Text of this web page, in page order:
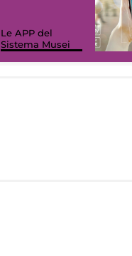
Le APP del
Sistema Musei